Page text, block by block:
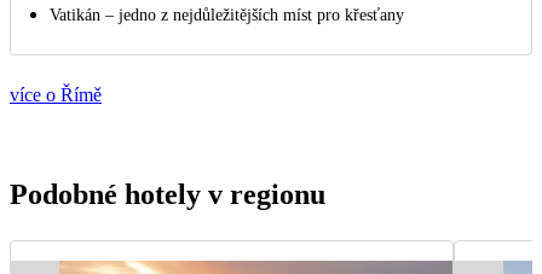
Vatikán – jedno z nejdůležitějších míst pro křesťany
více o Římě
Podobné hotely v regionu